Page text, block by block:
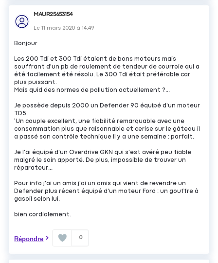
MAUR25653154
Le11 mars 2020 à14:49
Bonjour
Les 200 Tdi et 300 Tdi étaient de bons moteurs mais
souffrant d'un pb de roulement de tendeur de courroie qui a
été facilement été résolu. Le 300 Tdi était préférable car
plus puissant.
Mais quid des normes de pollution actuellement ?...
Je possède depuis 2000 un Defender 90 équipé d'un moteur
TD5.
‘Un couple excellent, une fiabilité remarquable avec une
consommation plus que raisonnable et cerise sur le gâteau il
a passé son contrôle technique il y a une semaine : parfait.
Je l'ai équipé d'un Overdrive GKN qui s'est avéré peu fiable
malgré le soin apporté. De plus, impossible de trouver un
réparateur...
Pour info j'ai un amis j'ai un amis qui vient de revendre un
Defender plus récent équipé d'un moteur Ford : un gouffre à
gasoil selon lui.
bien cordialement.
Répondre 0